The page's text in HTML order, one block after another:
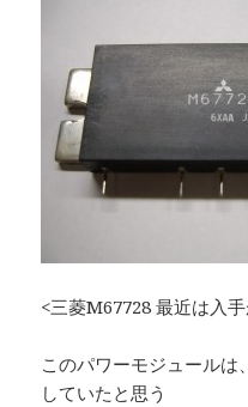
<三菱M67728 最近は入
このパワーモジュールは
していたと思う